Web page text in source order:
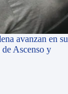
avanzan en su
Ascenso y